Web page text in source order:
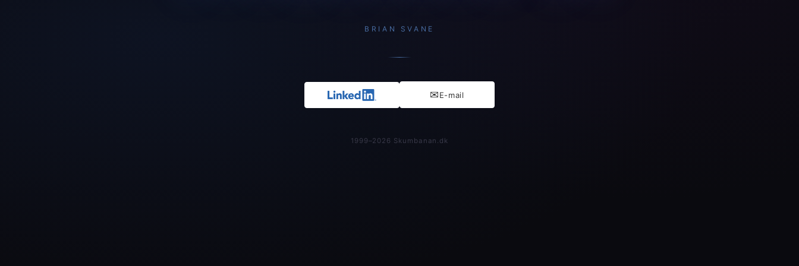
BRIAN SVANE
✉E-mail
1999–2026 Skumbanan.dk